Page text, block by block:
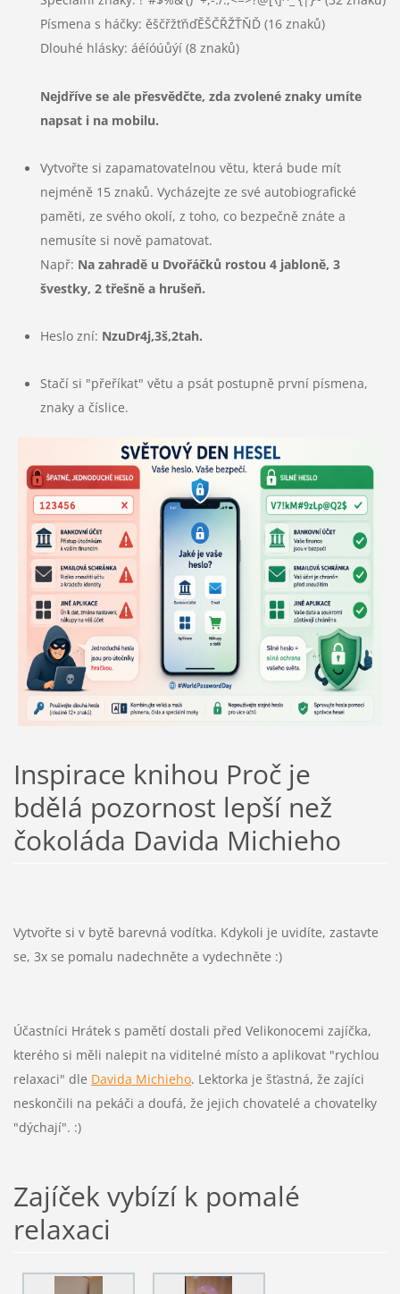
Písmena s háčky: ěščřžťňďĚŠČŘŽŤŇĎ (16 znaků)
Dlouhé hlásky: áéíóúůýí (8 znaků)
Nejdříve se ale přesvědčte, zda zvolené znaky umíte
napsat i na mobilu.
Vytvořte si zapamatovatelnou větu, která bude mít
nejméně 15 znaků. Vycházejte ze své autobiografické
paměti, ze svého okolí, z toho, co bezpečně znáte a
nemusíte si nově pamatovat.
Např: Na zahradě u Dvořáčků rostou 4 jabloně, 3
švestky, 2 třešně a hrušeň.
Heslo zní: NzuDr4j,3š,2tah.
Stačí si "přeříkat" větu a psát postupně první písmena,
znaky a číslice.
Inspirace knihou Proč je
bdělá pozornost lepší než
čokoláda Davida Michieho
Vytvořte si v bytě barevná vodítka. Kdykoli je uvidíte, zastavte
se, 3x se pomalu nadechněte a vydechněte :)
Účastníci Hrátek s pamětí dostali před Velikonocemi zajíčka,
kterého si měli nalepit na viditelné místo a aplikovat "rychlou
relaxaci" dle Davida Michieho. Lektorka je šťastná, že zajíci
neskončili na pekáči a doufá, že jejich chovatelé a chovatelky
"dýchají". :)
Zajíček vybízí k pomalé
relaxaci